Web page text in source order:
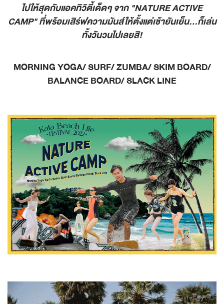
ไปให้สุดกับแอคทิวิตี้เด็ดๆ จาก "NATURE ACTIVE
CAMP" ที่พร้อมเสิร์ฟความมันส์ให้ตั้งแต่เช้ายันเย็น...ก็เล่น
ทั้งวันวนไปเลยสิ!
MORNING YOGA/ SURF/ ZUMBA/ SKIM BOARD/
BALANCE BOARD/ SLACK LINE